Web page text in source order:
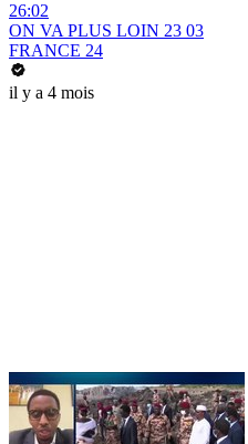
26:02
ON VA PLUS LOIN 23 03
FRANCE 24
il y a 4 mois